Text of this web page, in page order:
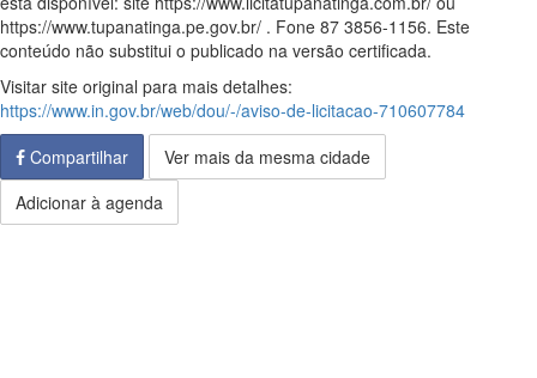
https://www.tupanatinga.pe.gov.br/ . Fone 87 3856-1156. Este
conteúdo não substitui o publicado na versão certificada.
Visitar site original para mais detalhes:
https://www.in.gov.br/web/dou/-/aviso-de-licitacao-710607784
Compartilhar
Ver mais da mesma cidade
Adicionar à agenda